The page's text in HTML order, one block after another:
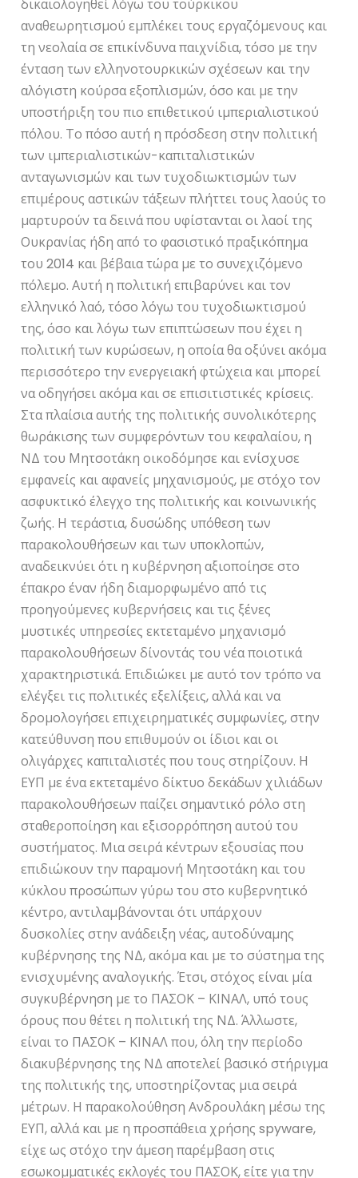
δικαιολογηθεί λόγω του τούρκικου
αναθεωρητισμού εμπλέκει τους εργαζόμενους και
τη νεολαία σε επικίνδυνα παιχνίδια, τόσο με την
ένταση των ελληνοτουρκικών σχέσεων και την
αλόγιστη κούρσα εξοπλισμών, όσο και με την
υποστήριξη του πιο επιθετικού ιμπεριαλιστικού
πόλου. Το πόσο αυτή η πρόσδεση στην πολιτική
των ιμπεριαλιστικών-καπιταλιστικών
ανταγωνισμών και των τυχοδιωκτισμών των
επιμέρους αστικών τάξεων πλήττει τους λαούς το
μαρτυρούν τα δεινά που υφίστανται οι λαοί της
Ουκρανίας ήδη από το φασιστικό πραξικόπημα
του 2014 και βέβαια τώρα με το συνεχιζόμενο
πόλεμο. Αυτή η πολιτική επιβαρύνει και τον
ελληνικό λαό, τόσο λόγω του τυχοδιωκτισμού
της, όσο και λόγω των επιπτώσεων που έχει η
πολιτική των κυρώσεων, η οποία θα οξύνει ακόμα
περισσότερο την ενεργειακή φτώχεια και μπορεί
να οδηγήσει ακόμα και σε επισιτιστικές κρίσεις.
Στα πλαίσια αυτής της πολιτικής συνολικότερης
θωράκισης των συμφερόντων του κεφαλαίου, η
ΝΔ του Μητσοτάκη οικοδόμησε και ενίσχυσε
εμφανείς και αφανείς μηχανισμούς, με στόχο τον
ασφυκτικό έλεγχο της πολιτικής και κοινωνικής
ζωής. Η τεράστια, δυσώδης υπόθεση των
παρακολουθήσεων και των υποκλοπών,
αναδεικνύει ότι η κυβέρνηση αξιοποίησε στο
έπακρο έναν ήδη διαμορφωμένο από τις
προηγούμενες κυβερνήσεις και τις ξένες
μυστικές υπηρεσίες εκτεταμένο μηχανισμό
παρακολουθήσεων δίνοντάς του νέα ποιοτικά
χαρακτηριστικά. Επιδιώκει με αυτό τον τρόπο να
ελέγξει τις πολιτικές εξελίξεις, αλλά και να
δρομολογήσει επιχειρηματικές συμφωνίες, στην
κατεύθυνση που επιθυμούν οι ίδιοι και οι
ολιγάρχες καπιταλιστές που τους στηρίζουν. Η
ΕΥΠ με ένα εκτεταμένο δίκτυο δεκάδων χιλιάδων
παρακολουθήσεων παίζει σημαντικό ρόλο στη
σταθεροποίηση και εξισορρόπηση αυτού του
συστήματος. Μια σειρά κέντρων εξουσίας που
επιδιώκουν την παραμονή Μητσοτάκη και του
κύκλου προσώπων γύρω του στο κυβερνητικό
κέντρο, αντιλαμβάνονται ότι υπάρχουν
δυσκολίες στην ανάδειξη νέας, αυτοδύναμης
κυβέρνησης της ΝΔ, ακόμα και με το σύστημα της
ενισχυμένης αναλογικής. Έτσι, στόχος είναι μία
συγκυβέρνηση με το ΠΑΣΟΚ – ΚΙΝΑΛ, υπό τους
όρους που θέτει η πολιτική της ΝΔ. Άλλωστε,
είναι το ΠΑΣΟΚ – ΚΙΝΑΛ που, όλη την περίοδο
διακυβέρνησης της ΝΔ αποτελεί βασικό στήριγμα
της πολιτικής της, υποστηρίζοντας μια σειρά
μέτρων. Η παρακολούθηση Ανδρουλάκη μέσω της
ΕΥΠ, αλλά και με η προσπάθεια χρήσης spyware,
είχε ως στόχο την άμεση παρέμβαση στις
εσωκομματικές εκλογές του ΠΑΣΟΚ, είτε για την